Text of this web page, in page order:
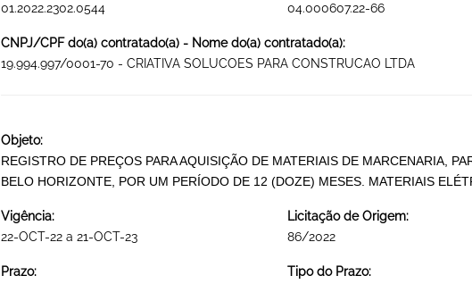
01.2022.2302.0544
04.000607.22-66
CNPJ/CPF do(a) contratado(a) - Nome do(a) contratado(a):
19.994.997/0001-70 - CRIATIVA SOLUCOES PARA CONSTRUCAO LTDA
Objeto:
REGISTRO DE PREÇOS PARA AQUISIÇÃO DE MATERIAIS DE MARCENARIA,
BELO HORIZONTE, POR UM PERÍODO DE 12 (DOZE) MESES. MATERIAIS
Vigência:
22-OCT-22 a 21-OCT-23
Licitação de Origem:
86/2022
Prazo:
Tipo do Prazo: